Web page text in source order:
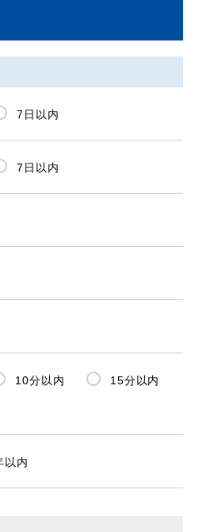
7日以内
7日以内
10分以内 15分以内
以内